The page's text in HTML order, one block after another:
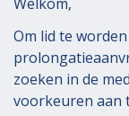
Om lid te
zoeken in de
voorkeuren aan